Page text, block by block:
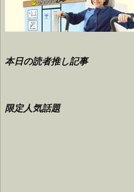
本日の読者推し記事
限定人気話題